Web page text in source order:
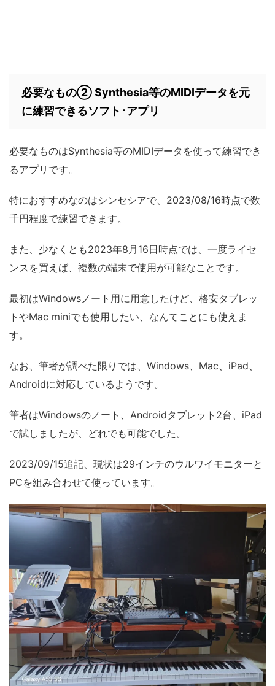
必要なもの② Synthesia等のMIDIデータを元
に練習できるソフト･アプリ
必要なものはSynthesia等のMIDIデータを使って練習でき
るアプリです。
特におすすめなのはシンセシアで、2023/08/16時点で数
千円程度で練習できます。
また、少なくとも2023年8月16日時点では、一度ライセ
ンスを買えば、複数の端末で使用が可能なことです。
最初はWindowsノート用に用意したけど、格安タブレッ
トやMac miniでも使用したい、なんてことにも使えま
す。
なお、筆者が調べた限りでは、Windows、Mac、iPad、
Androidに対応しているようです。
筆者はWindowsのノート、Androidタブレット2台、iPad
で試しましたが、どれでも可能でした。
2023/09/15追記、現状は29インチのウルワイモニターと
PCを組み合わせて使っています。